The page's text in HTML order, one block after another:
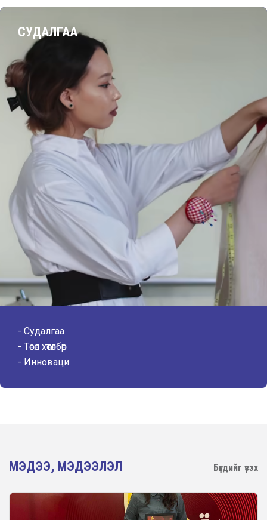
СУДАЛГАА
Судалгаа
Төсөл хөтөлбөр
Инноваци
МЭДЭЭ, МЭДЭЭЛЭЛ Бүгдийг үзэх